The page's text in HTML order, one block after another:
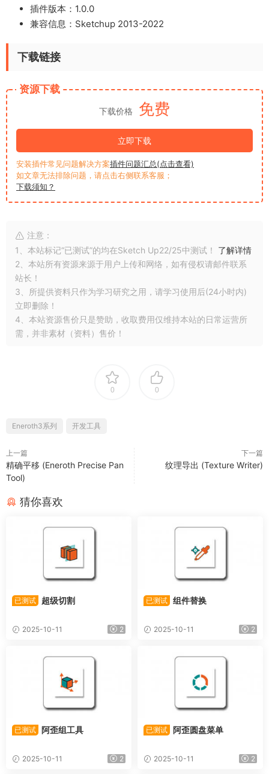
插件版本：1.0.0
兼容信息：Sketchup 2013-2022
下载链接
资源下载
下载价格 免费
立即下载
安装插件常见问题解决方案插件问题汇总(点击查看)
如文章无法排除问题，请点击右侧联系客服；
下载须知？
注意：
1、本站标记“已测试”的均在Sketch Up22/25中测试！ 了解详情
2、本站所有资源来源于用户上传和网络，如有侵权请邮件联系
站长！
3、所提供资料只作为学习研究之用，请学习使用后(24小时内)
立即删除！
4、本站资源售价只是赞助，收取费用仅维持本站的日常运营所
需，并非素材（资料）售价！
0 0
Eneroth3系列 开发工具
上一篇
精确平移 (Eneroth Precise Pan
Tool)
下一篇
纹理导出 (Texture Writer)
猜你喜欢
已测试 超级切割
2025-10-11 2
已测试 组件替换
2025-10-11 2
已测试 阿歪组工具
2025-10-11 2
已测试 阿歪圆盘菜单
2025-10-11 2